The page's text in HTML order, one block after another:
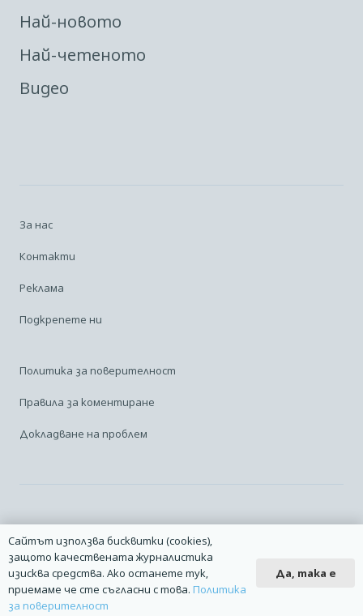
Най-новото
Най-четеното
Видео
За нас
Контакти
Реклама
Подкрепете ни
Политика за поверителност
Правила за коментиране
Докладване на проблем
Linkedin
2014 – 2026 © Всички права запазени. | Издател: Авио Форум |
Дизайн manolov.net | Разработване Pixelliant
Сайтът използва бисквитки (cookies),
защото качествената журналистика
изисква средства. Ако останете тук,
приемаме че сте съгласни с това. Политика
за поверителност
Да, така е